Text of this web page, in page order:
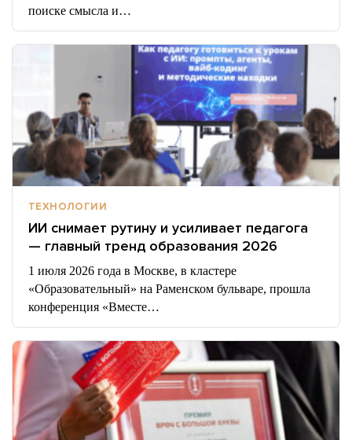
поиске смысла и…
ТЕХНОЛОГИИ
ИИ снимает рутину и усиливает педагога
— главный тренд образования 2026
1 июля 2026 года в Москве, в кластере
«Образовательный» на Раменском бульваре, прошла
конференция «Вместе…